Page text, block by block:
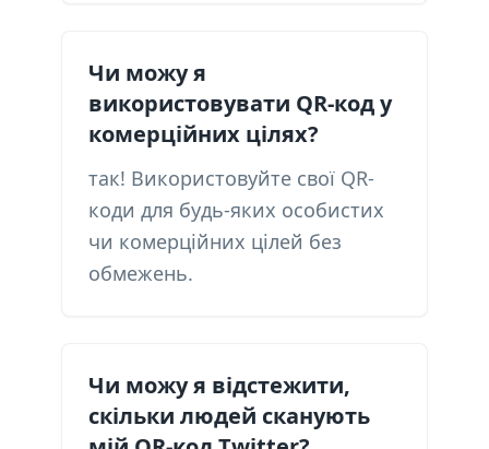
Чи можу я
використовувати QR-код у
комерційних цілях?
так! Використовуйте свої QR-
коди для будь-яких особистих
чи комерційних цілей без
обмежень.
Чи можу я відстежити,
скільки людей сканують